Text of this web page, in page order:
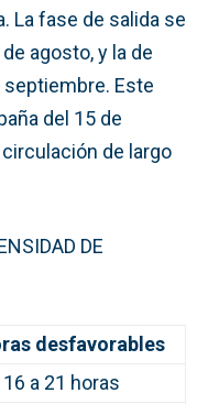
La fase de salida se
agosto, y la de
septiembre. Este
del 15 de
de largo
DE
desfavorables
16 a 21 horas